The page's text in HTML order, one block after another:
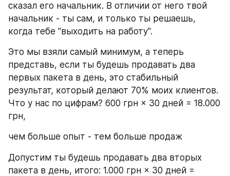
сказал его начальник. В отличии от него твой
начальник - ты сам, и только ты решаешь,
когда тебе "выходить на работу".
Это мы взяли самый минимум, а теперь
представь, если ты будешь продавать два
первых пакета в день, это стабильный
результат, который делают 70% моих клиентов.
Что у нас по цифрам? 600 грн × 30 дней = 18.000
грн,
чем больше опыт - тем больше продаж
Допустим ты будешь продавать два вторых
пакета в день, итого: 1.000 грн × 30 дней =